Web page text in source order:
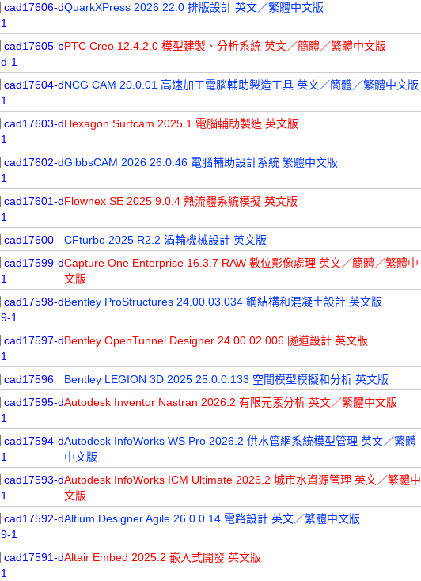
cad17606-d
1
QuarkXPress 2026 22.0 排版設計 英文／繁體中文版
cad17605-b
d-1
PTC Creo 12.4.2.0 模型建製、分析系統 英文／簡體／繁體中文版
cad17604-d
1
NCG CAM 20.0.01 高速加工電腦輔助製造工具 英文／簡體／繁體中文版
cad17603-d
1
Hexagon Surfcam 2025.1 電腦輔助製造 英文版
cad17602-d
1
GibbsCAM 2026 26.0.46 電腦輔助設計系統 繁體中文版
cad17601-d
1
Flownex SE 2025 9.0.4 熱流體系統模擬 英文版
cad17600
CFturbo 2025 R2.2 渦輪機械設計 英文版
cad17599-d
1
Capture One Enterprise 16.3.7 RAW 數位影像處理 英文／簡體／繁體中
文版
cad17598-d
9-1
Bentley ProStructures 24.00.03.034 鋼結構和混凝土設計 英文版
cad17597-d
1
Bentley OpenTunnel Designer 24.00.02.006 隧道設計 英文版
cad17596
Bentley LEGION 3D 2025 25.0.0.133 空間模型模擬和分析 英文版
cad17595-d
1
Autodesk Inventor Nastran 2026.2 有限元素分析 英文／繁體中文版
cad17594-d
1
Autodesk InfoWorks WS Pro 2026.2 供水管網系統模型管理 英文／繁體
中文版
cad17593-d
1
Autodesk InfoWorks ICM Ultimate 2026.2 城市水資源管理 英文／繁體中
文版
cad17592-d
9-1
Altium Designer Agile 26.0.0.14 電路設計 英文／繁體中文版
cad17591-d
1
Altair Embed 2025.2 嵌入式開發 英文版